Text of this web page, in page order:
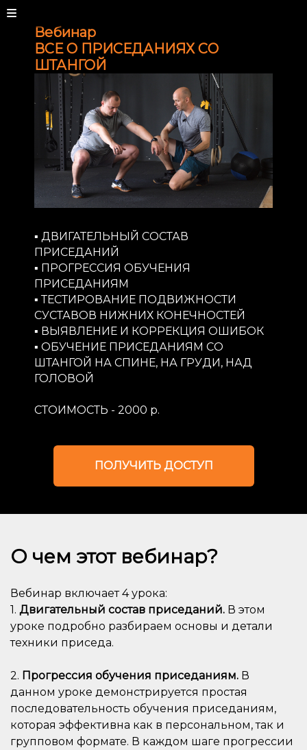
Вебинар
ВСЕ О ПРИСЕДАНИЯХ СО
ШТАНГОЙ
▪️ ДВИГАТЕЛЬНЫЙ СОСТАВ
ПРИСЕДАНИЙ
▪️ ПРОГРЕССИЯ ОБУЧЕНИЯ
ПРИСЕДАНИЯМ
▪️ ТЕСТИРОВАНИЕ ПОДВИЖНОСТИ
СУСТАВОВ НИЖНИХ КОНЕЧНОСТЕЙ
▪️ ВЫЯВЛЕНИЕ И КОРРЕКЦИЯ ОШИБОК
▪️ ОБУЧЕНИЕ ПРИСЕДАНИЯМ СО
ШТАНГОЙ НА СПИНЕ, НА ГРУДИ, НАД
ГОЛОВОЙ
СТОИМОСТЬ - 2000 р.
ПОЛУЧИТЬ ДОСТУП
О чем этот вебинар?
Вебинар включает 4 урока:
1. Двигательный состав приседаний. В этом
уроке подробно разбираем основы и детали
техники приседа.
2. Прогрессия обучения приседаниям. В
данном уроке демонстрируется простая
последовательность обучения приседаниям,
которая эффективна как в персональном, так и
групповом формате. В каждом шаге прогрессии